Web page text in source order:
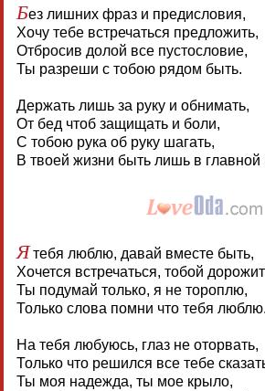
Без лишних фраз и предисловия,
Хочу тебе встречаться предложить,
Отбросив долой все пустословие,
Ты разреши с тобою рядом быть.
Держать лишь за руку и обнимать,
От бед чтоб защищать и боли,
С тобою рука об руку шагать,
В твоей жизни быть лишь в главной
Ятебя люблю, давай вместе быть,
Хочется встречаться, тобой
Ты подумай только, я не тороплю,
Только слова помни что тебя люблю.
На тебя любуюсь, глаз не оторвать,
Только что решился все тебе
Ты моя надежда, ты мое крыло,